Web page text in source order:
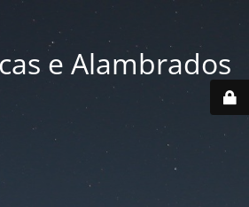
e Alambrados